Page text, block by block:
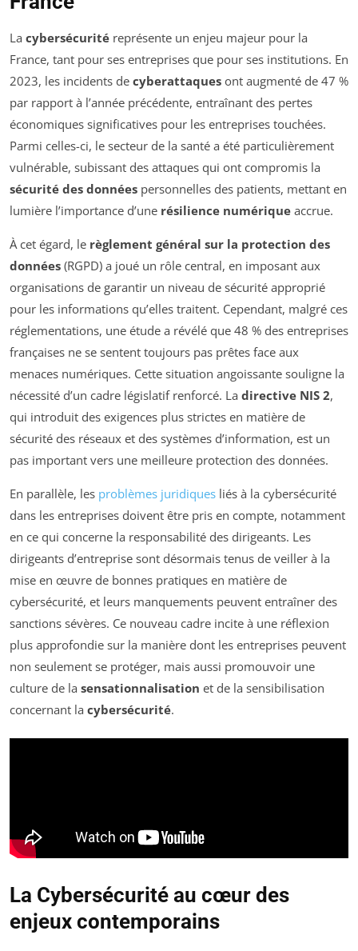
La cybersécurité représente un enjeu majeur pour la
France, tant pour ses entreprises que pour ses institutions. En
2023, les incidents de cyberattaques ont augmenté de 47 %
par rapport à l’année précédente, entraînant des pertes
économiques significatives pour les entreprises touchées.
Parmi celles-ci, le secteur de la santé a été particulièrement
vulnérable, subissant des attaques qui ont compromis la
sécurité des données personnelles des patients, mettant en
lumière l’importance d’une résilience numérique accrue.
À cet égard, le règlement général sur la protection des
données (RGPD) a joué un rôle central, en imposant aux
organisations de garantir un niveau de sécurité approprié
pour les informations qu’elles traitent. Cependant, malgré ces
réglementations, une étude a révélé que 48 % des entreprises
françaises ne se sentent toujours pas prêtes face aux
menaces numériques. Cette situation angoissante souligne la
nécessité d’un cadre législatif renforcé. La directive NIS 2,
qui introduit des exigences plus strictes en matière de
sécurité des réseaux et des systèmes d’information, est un
pas important vers une meilleure protection des données.
En parallèle, les problèmes juridiques liés à la cybersécurité
dans les entreprises doivent être pris en compte, notamment
en ce qui concerne la responsabilité des dirigeants. Les
dirigeants d’entreprise sont désormais tenus de veiller à la
mise en œuvre de bonnes pratiques en matière de
cybersécurité, et leurs manquements peuvent entraîner des
sanctions sévères. Ce nouveau cadre incite à une réflexion
plus approfondie sur la manière dont les entreprises peuvent
non seulement se protéger, mais aussi promouvoir une
culture de la sensationnalisation et de la sensibilisation
concernant la cybersécurité.
La Cybersécurité au cœur des
enjeux contemporains